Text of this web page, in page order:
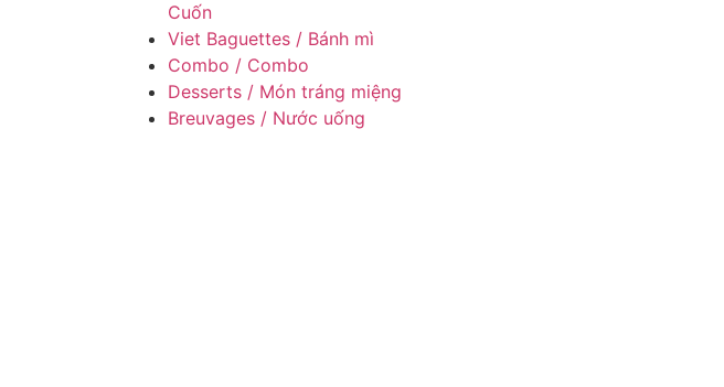
Cuốn
Viet Baguettes / Bánh mì
Combo / Combo
Desserts / Món tráng miệng
Breuvages / Nước uống